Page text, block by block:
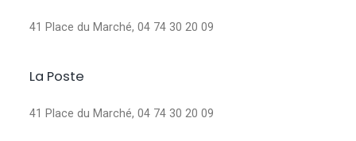
41 Place du Marché, 04 74 30 20 09
La Poste
41 Place du Marché, 04 74 30 20 09